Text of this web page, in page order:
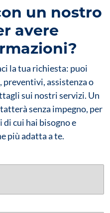
un nostro
avere
la tua richiesta: puoi
assistenza o
sui nostri servizi. Un
senza impegno, per
cui hai bisogno e
più adatta a te.